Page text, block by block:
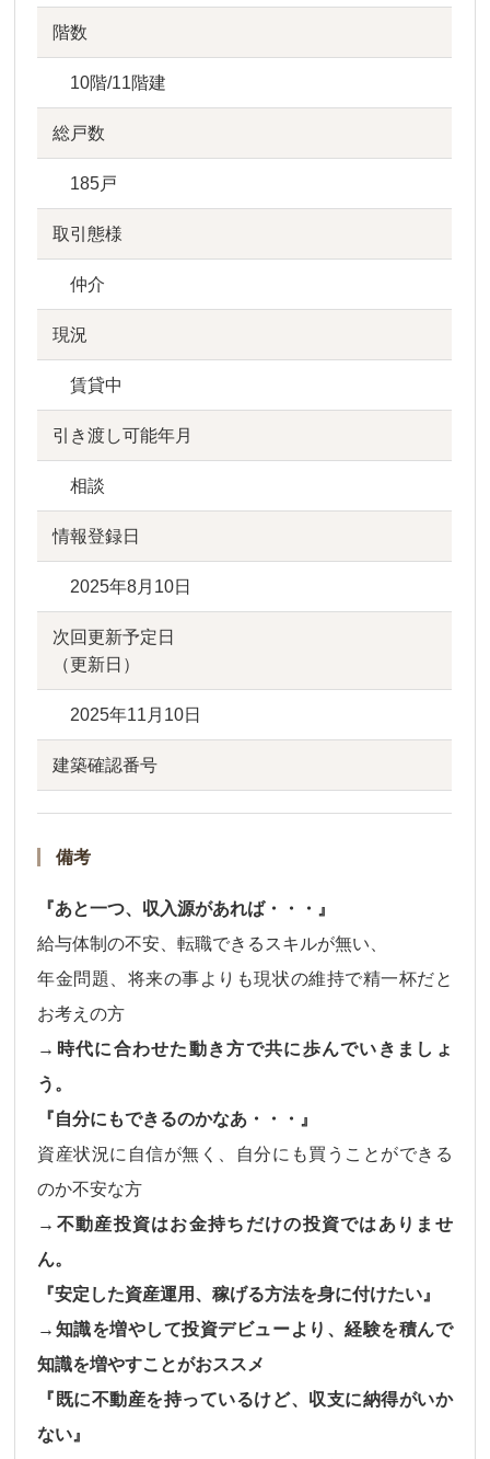
階数
10階/11階建
総戸数
185戸
取引態様
仲介
現況
賃貸中
引き渡し可能年月
相談
情報登録日
2025年8月10日
次回更新予定日
（更新日）
2025年11月10日
建築確認番号
備考
『あと一つ、収入源があれば・・・』
給与体制の不安、転職できるスキルが無い、
年金問題、将来の事よりも現状の維持で精一杯だと
お考えの方
→時代に合わせた動き方で共に歩んでいきましょ
う。
『自分にもできるのかなあ・・・』
資産状況に自信が無く、自分にも買うことができる
のか不安な方
→不動産投資はお金持ちだけの投資ではありませ
ん。
『安定した資産運用、稼げる方法を身に付けたい』
→知識を増やして投資デビューより、経験を積んで
知識を増やすことがおススメ
『既に不動産を持っているけど、収支に納得がいか
ない』